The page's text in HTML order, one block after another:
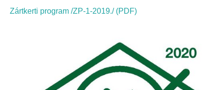
Képviselő-testületi ülések
Zártkerti program /ZP-1-2019./ (PDF)